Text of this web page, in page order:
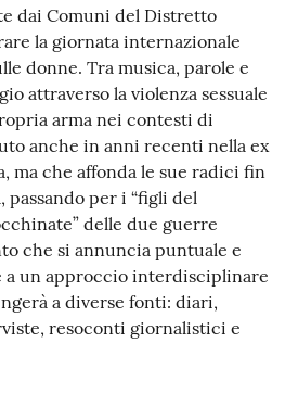
dai Comuni del Distretto
la giornata internazionale
donne. Tra musica, parole e
attraverso la violenza sessuale
arma nei contesti di
anche in anni recenti nella ex
ma che affonda le sue radici fin
passando per i “figli del
delle due guerre
che si annuncia puntuale e
a un approccio interdisciplinare
a diverse fonti: diari,
resoconti giornalistici e